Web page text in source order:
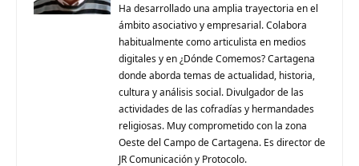
Ha desarrollado una amplia trayectoria en el
ámbito asociativo y empresarial. Colabora
habitualmente como articulista en medios
digitales y en ¿Dónde Comemos? Cartagena
donde aborda temas de actualidad, historia,
cultura y análisis social. Divulgador de las
actividades de las cofradías y hermandades
religiosas. Muy comprometido con la zona
Oeste del Campo de Cartagena. Es director de
JR Comunicación y Protocolo.